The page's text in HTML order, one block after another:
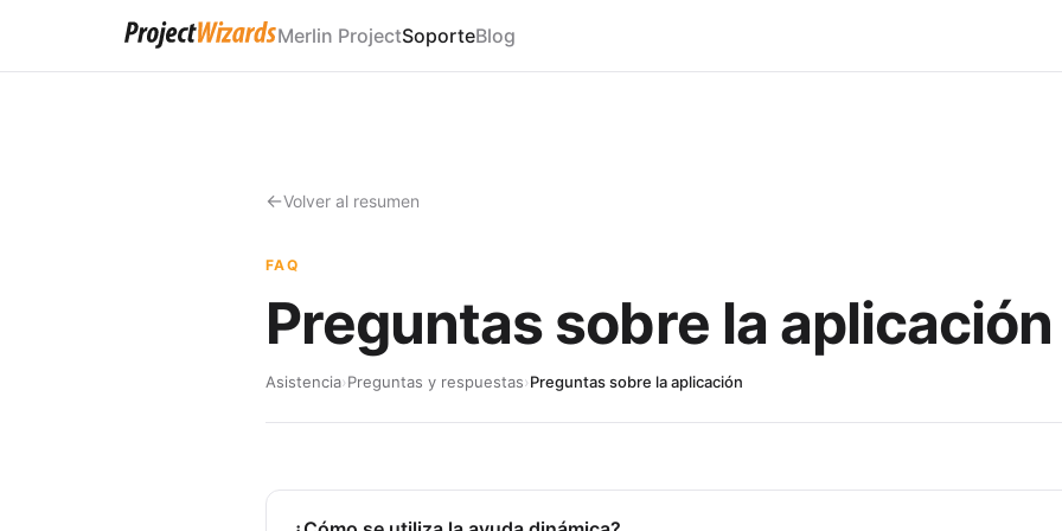
Merlin ProjectSoporteBlog
Volver al resumen
FAQ
Preguntas sobre la aplicación
Asistencia›Preguntas y respuestas›Preguntas sobre la aplicación